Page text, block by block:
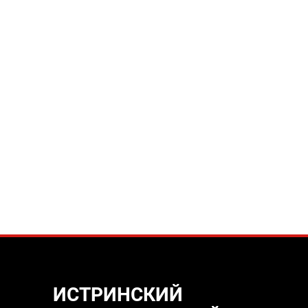
ИСТРИНСКИЙ